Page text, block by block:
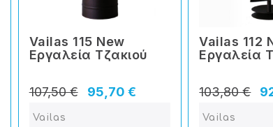
Vailas 115 New
Εργαλεία Tζακιού
95,70 €
107,50 €
Vailas
Vailas 112
Εργαλεία
103,80 €
Vailas